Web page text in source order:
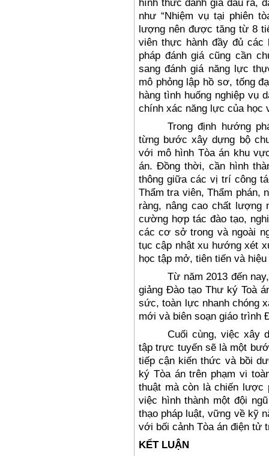
hình thứcđánh giá đầu ra, đ
như “Nhiệm vụ tại phiên
lượng nên được tăng từ 8
viên thực hành đầy đủ các
pháp đánh giá cũng cần
sangđánh giá năng lực
mô phỏng lập hồ sơ, tốngđ
hàng tình huống nghiệp vụ d
chính xác năng lực của học
Trongđịnh hướng ph
từng bước xây dựng bộ
với mô hình Tòa án khu v
án. Đồng thời, cần hình
thông giữa các vị trí công
Thẩm tra viên,Thẩm phán,
ràng, nâng cao chất lượng
cường hợp tác đào tạo, nghi
các cơ sở trong và ngoài
tục cập nhật xu hướng xét x
học tập mở, tiên tiến và hiệu
Từ năm 2013 đến
giảng Đào tạo Thư ký Toà
sức, toàn lực nhanh chóng
mới và biên soạn giáo trình
Cuối cùng, việc xây d
tập trực tuyến sẽ là một bư
tiếp cận kiến thức và bồi dư
ký Tòa án trên phạm vi to
thuật mà còn là chiến lược
việc hình thành một đội ng
thạo pháp luật, vững về kỹ n
với bối cảnh Tòa án điện tử
KẾT LUẬN